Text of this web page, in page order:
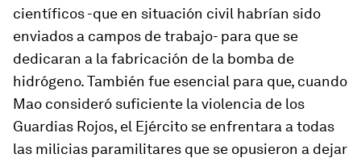
científicos -que en situación civil habrían sido
enviados a campos de trabajo- para que se
dedicaran a la fabricación de la bomba de
hidrógeno. También fue esencial para que, cuando
Mao consideró suficiente la violencia de los
Guardias Rojos, el Ejército se enfrentara a todas
las milicias paramilitares que se opusieron a dejar